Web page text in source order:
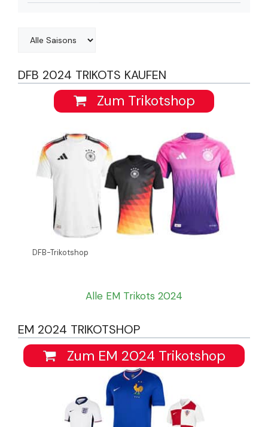
DFB 2024 TRIKOTS KAUFEN
Zum Trikotshop
DFB-Trikotshop
Alle EM Trikots 2024
EM 2024 TRIKOTSHOP
Zum EM 2024 Trikotshop